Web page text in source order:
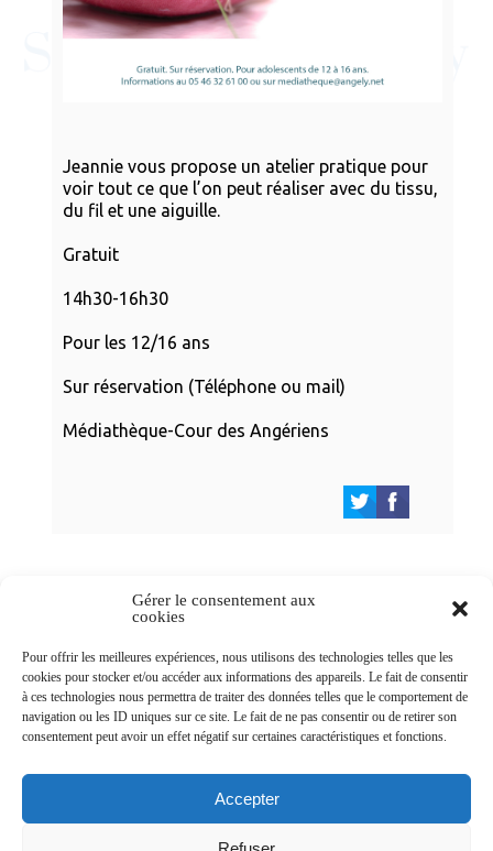
Gérer le consentement aux
cookies
Pour offrir les meilleures expériences, nous utilisons des technologies telles que les
cookies pour stocker et/ou accéder aux informations des appareils. Le fait de consentir
à ces technologies nous permettra de traiter des données telles que le comportement de
navigation ou les ID uniques sur ce site. Le fait de ne pas consentir ou de retirer son
consentement peut avoir un effet négatif sur certaines caractéristiques et fonctions.
Accepter
Jeannie vous propose un atelier pratique pour
voir tout ce que l’on peut réaliser avec du tissu,
du fil et une aiguille.
Gratuit
14h30-16h30
Pour les 12/16 ans
Sur réservation (Téléphone ou mail)
Médiathèque-Cour des Angériens
Newsletters
Abonnez-vous à la newsletter
>